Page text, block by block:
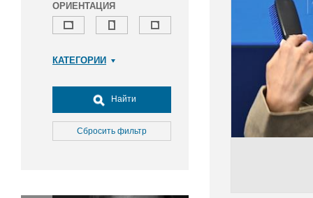
ОРИЕНТАЦИЯ
КАТЕГОРИИ
Досуг, туризм и отдых
Культура
Медицина
Найти
Сбросить фильтр